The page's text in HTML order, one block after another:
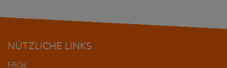
NÜTZLICHE LINKS
FAQs